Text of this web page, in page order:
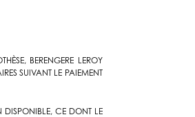
BERENGERE LEROY
SUIVANT LE PAIEMENT
DISPONIBLE, CE DONT LE